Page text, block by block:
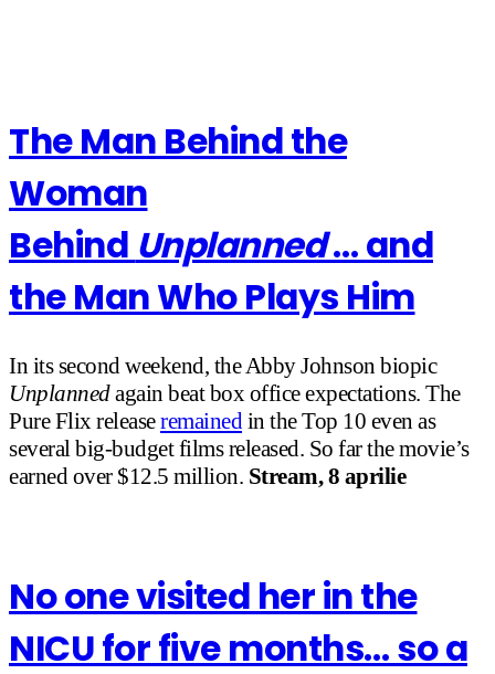
The Man Behind the
Woman
Behind Unplanned… and
the Man Who Plays Him
In its second weekend, the Abby Johnson biopic
Unplannedagain beat box office expectations. The
Pure Flix releaseremainedin the Top 10 even as
several big-budget films released. So far the movie’s
earned over $12.5 million. Stream, 8 aprilie
No one visited her in the
NICU for five months… so a